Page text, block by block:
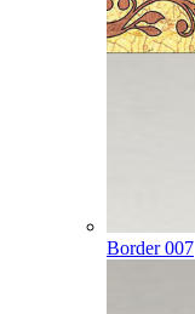
Border 007